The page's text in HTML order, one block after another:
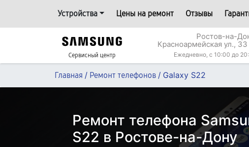
Устройства Цены на ремонт Отзывы
Сервисный центр
Ростов-на-
Красноармейская ул., 33
Ежедневно, с 10:00 до
Главная / Ремонт телефонов / Galaxy S22
Ремонт телефона
S22 в Ростове-на-Дону